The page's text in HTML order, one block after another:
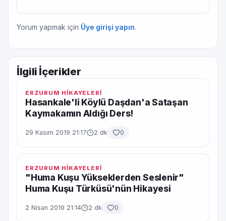
Yorum yapmak için Üye girişi yapın.
İlgili İçerikler
ERZURUM HİKAYELERİ
Hasankale'li Köylü Daşdan'a Sataşan
Kaymakamın Aldığı Ders!
29 Kasım 2019 21:17 2 dk 0
ERZURUM HİKAYELERİ
"Huma Kuşu Yükseklerden Seslenir"
Huma Kuşu Türküsü'nün Hikayesi
2 Nisan 2019 21:14 2 dk 0